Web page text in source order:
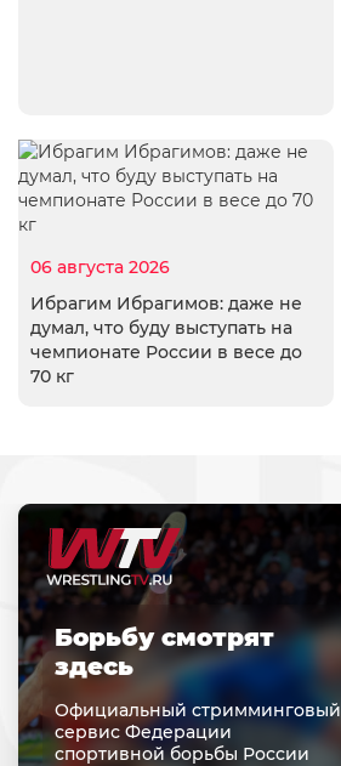
06 августа 2026
Ибрагим Ибрагимов: даже не
думал, что буду выступать на
чемпионате России в весе до
70 кг
Борьбу смотрят
здесь
Официальный стримминговый
сервис Федерации
спортивной борьбы России